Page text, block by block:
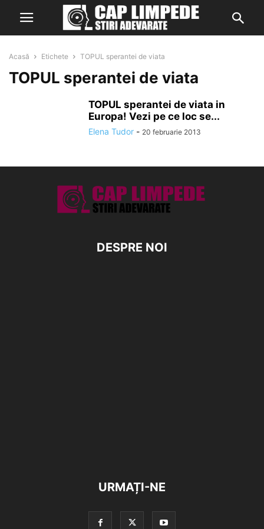
Acasă Etichete TOPUL sperantei de viata
TOPUL sperantei de viata
TOPUL sperantei de viata in
Europa! Vezi pe ce loc se...
Elena Tudor - 20 februarie 2013
DESPRE NOI
URMAȚI-NE